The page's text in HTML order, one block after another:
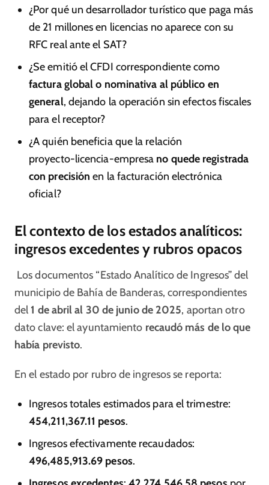
¿Por qué un desarrollador turístico que paga más
de 21 millones en licencias no aparece con su
RFC real ante el SAT?
¿Se emitió el CFDI correspondiente como
factura global o nominativa al público en
general, dejando la operación sin efectos fiscales
para el receptor?
¿A quién beneficia que la relación
proyecto‑licencia‑empresa no quede registrada
con precisión en la facturación electrónica
oficial?
El contexto de los estados analíticos:
ingresos excedentes y rubros opacos
Los documentos “Estado Analítico de Ingresos” del
municipio de Bahía de Banderas, correspondientes
del 1 de abril al 30 de junio de 2025, aportan otro
dato clave: el ayuntamiento recaudó más de lo que
había previsto.
En el estado por rubro de ingresos se reporta:
Ingresos totales estimados para el trimestre:
454,211,367.11 pesos.
Ingresos efectivamente recaudados:
496,485,913.69 pesos.